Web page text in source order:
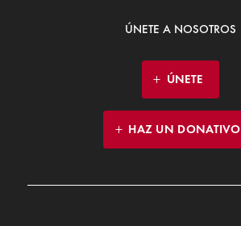
ÚNETE A NOSOTROS
ÚNETE
HAZ UN DONATIVO